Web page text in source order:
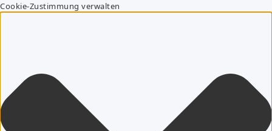
Cookie-Zustimmung verwalten